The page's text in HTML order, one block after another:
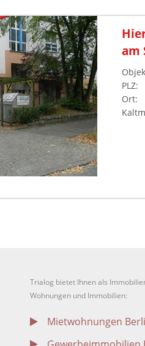
am
PLZ:
Ort:
Trialog bietet Ihnen als
Wohnungen und Immobilien:
Mietwohnungen